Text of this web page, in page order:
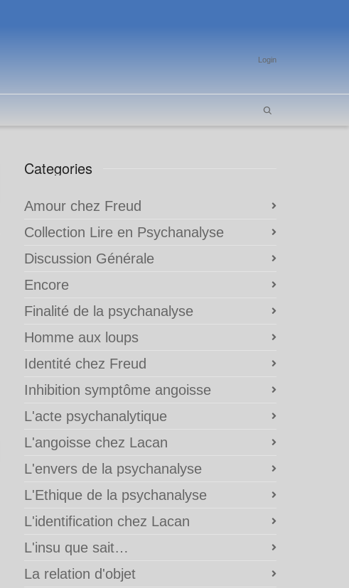
Login
Categories
Amour chez Freud
Collection Lire en Psychanalyse
Discussion Générale
Encore
Finalité de la psychanalyse
Homme aux loups
Identité chez Freud
Inhibition symptôme angoisse
L'acte psychanalytique
L'angoisse chez Lacan
L'envers de la psychanalyse
L'Ethique de la psychanalyse
L'identification chez Lacan
L'insu que sait…
La relation d'objet